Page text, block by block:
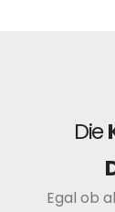
Die
Egal ob